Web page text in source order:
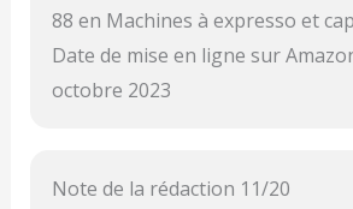
88 en Machines à expresso et
Date de mise en ligne sur
octobre 2023
Note de la rédaction 11/20